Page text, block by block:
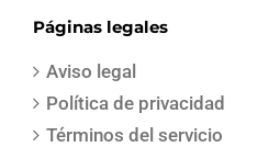
Páginas legales
Aviso legal
Política de privacidad
Términos del servicio